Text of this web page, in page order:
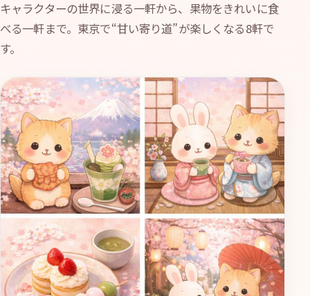
キャラクターの世界に浸る一軒から、果物をきれいに食
べる一軒まで。東京で“甘い寄り道”が楽しくなる8軒で
す。